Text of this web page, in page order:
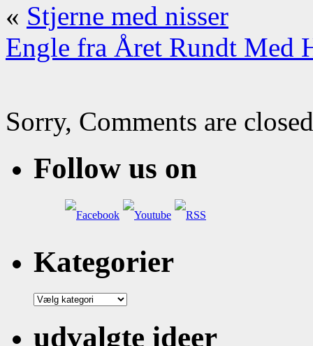
« Stjerne med nisser
Engle fra Året Rundt Med
Sorry, Comments are
Follow us on
Kategorier
Kategorier
udvalgte ideer